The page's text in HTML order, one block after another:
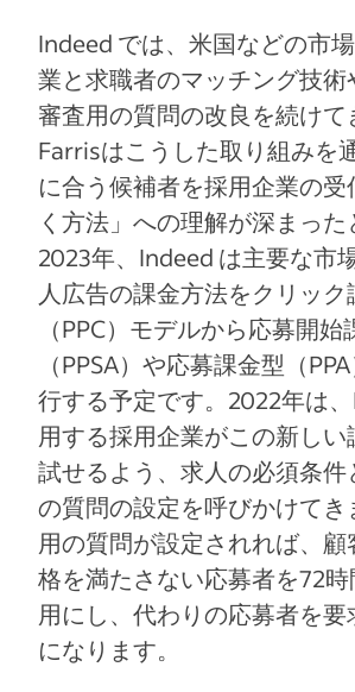
Indeed では、米国などの市
業と求職者のマッチング技術
審査用の質問の改良を続けて
Farrisはこうした取り組みを
に合う候補者を採用企業の
く方法」への理解が深まった
2023年、Indeed は主要な市
人広告の課金方法をクリック
（PPC）モデルから応募開始
（PPSA）や応募課金型（
行する予定です。2022年は
用する採用企業がこの新しい
試せるよう、求人の必須条件
の質問の設定を呼びかけてき
用の質問が設定されれば、
格を満たさない応募者を72
用にし、代わりの応募者を要
になります。